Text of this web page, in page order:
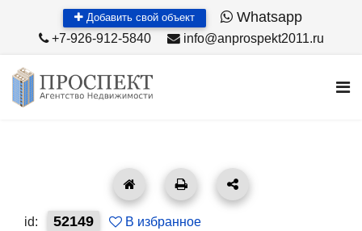
Добавить свой объект Whatsapp
+7-926-912-5840 info@anprospekt2011.ru
id: 52149 В избранное